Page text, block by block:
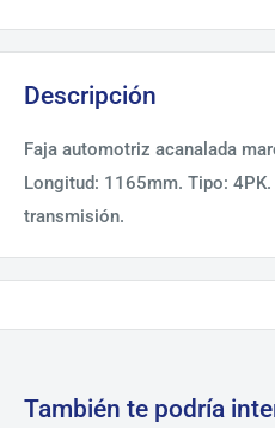
Descripción
Faja automotriz acanalada
Longitud: 1165mm. Tipo:
transmisión.
También te podría